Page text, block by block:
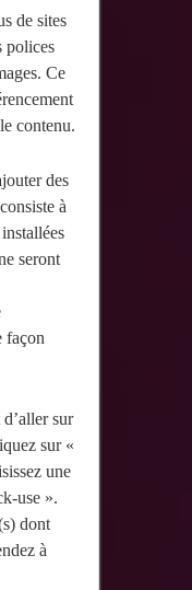
de sites
polices
Ce
contenu.
des
à
seront
façon
sur
sur «
une
use ».
dont
à